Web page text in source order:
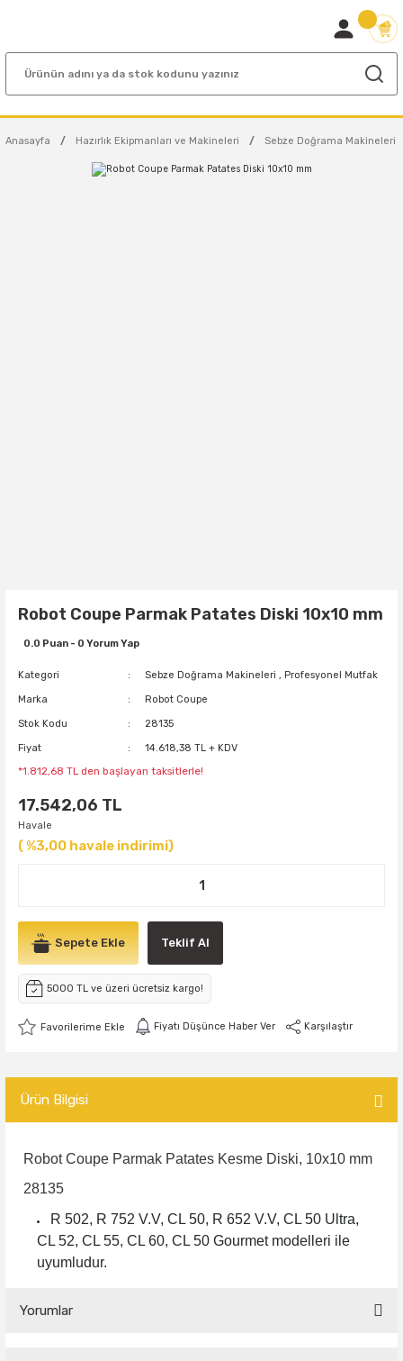
Anasayfa Hazırlık Ekipmanları ve Makineleri Sebze Doğrama Makineleri
Robot Coupe Parmak Patates Diski 10x10 mm
0.0 Puan - 0 Yorum Yap
Kategori Sebze Doğrama Makineleri , Profesyonel Mutfak
Marka Robot Coupe
Stok Kodu 28135
Fiyat 14.618,38 TL + KDV
*1.812,68 TL den başlayan taksitlerle!
17.542,06 TL
Havale
( %3,00 havale indirimi)
Sepete Ekle Teklif Al
5000 TL ve üzeri ücretsiz kargo!
Fiyatı Düşünce Haber Ver Karşılaştır
Ürün Bilgisi
Robot Coupe Parmak Patates Kesme Diski, 10x10 mm
28135
R 502, R 752 V.V, CL 50, R 652 V.V, CL 50 Ultra,
CL 52, CL 55, CL 60, CL 50 Gourmet modelleri ile
uyumludur.
Yorumlar